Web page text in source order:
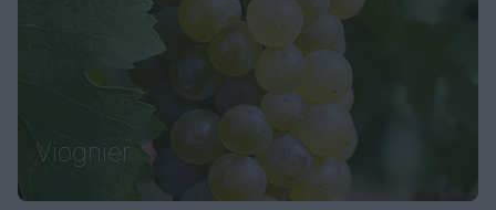
Viognier